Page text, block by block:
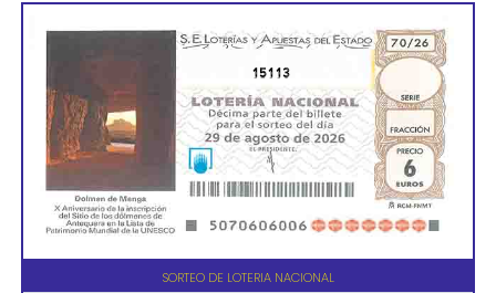
15113
SORTEO DE LOTERIA NACIONAL